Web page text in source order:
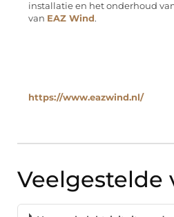
installatie en het onderhoud
van EAZ Wind.
https://www.eazwind.nl/
Veelgestelde